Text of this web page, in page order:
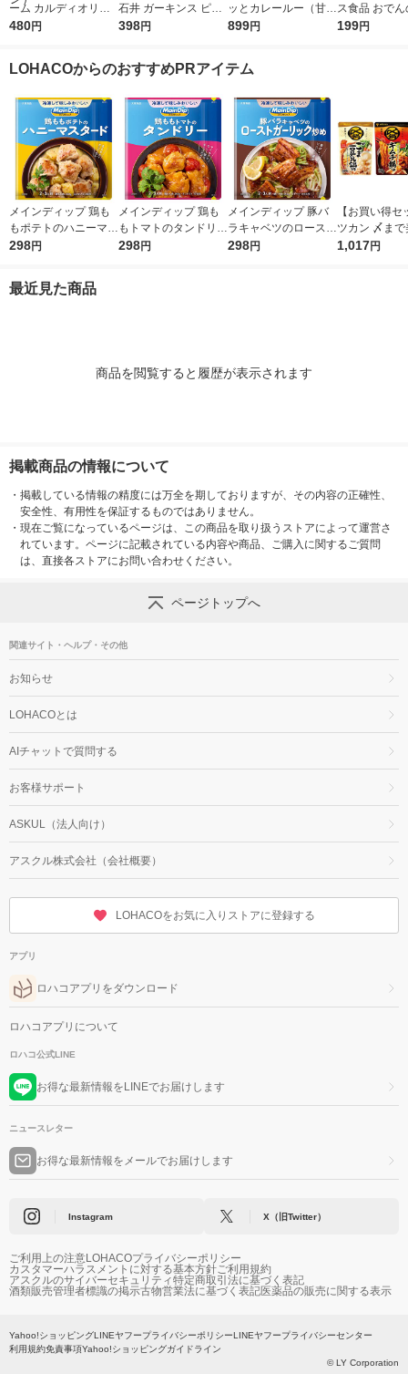
ーム カルディオリジ
ナル 黒麻婆豆腐の素
480円
石井 ガーキンス ピク
ルス 370g 1個
398円
ッとカレールー（甘
口） 150ｇ 1セッ
899円
ス食品 おで
2g(6皿分×4袋
199円
LOHACOからのおすすめPRアイテム
メインディップ 鶏も
もポテトのハニーマス
タード 1個（2〜3人
料) 時短 大塚食品
298円
メインディップ 鶏も
もトマトのタンドリー
1個（2〜3人前） (冷
298円
メインディップ 豚バ
ラキャベツのロースト
ガーリック炒め 1個
298円
【お買い得セ
ツカン 〆ま
い鍋つゆ3種
1,017円
最近見た商品
商品を閲覧すると履歴が表示されます
掲載商品の情報について
・ 掲載している情報の精度には万全を期しておりますが、その内容の正確性、
安全性、有用性を保証するものではありません。
・ 現在ご覧になっているページは、この商品を取り扱うストアによって運営さ
れています。ページに記載されている内容や商品、ご購入に関するご質問
は、直接各ストアにお問い合わせください。
ページトップへ
関連サイト・ヘルプ・その他
お知らせ
LOHACOとは
AIチャットで質問する
お客様サポート
ASKUL（法人向け）
アスクル株式会社（会社概要）
LOHACOをお気に入りストアに登録する
アプリ
ロハコアプリをダウンロード
ロハコアプリについて
ロハコ公式LINE
お得な最新情報をLINEでお届けします
ニュースレター
お得な最新情報をメールでお届けします
Instagram X（旧Twitter）
ご利用上の注意LOHACOプライバシーポリシー
カスタマーハラスメントに対する基本方針ご利用規約
アスクルのサイバーセキュリティ特定商取引法に基づく表記
酒類販売管理者標識の掲示古物営業法に基づく表記医薬品の販売に関する表示
Yahoo!ショッピングLINEヤフープライバシーポリシーLINEヤフープライバシーセンター
利用規約免責事項Yahoo!ショッピングガイドライン
© LY Corporation